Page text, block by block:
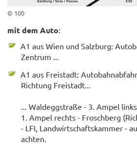
© 100
mit dem Auto:
A1 aus Wien und Salzburg:
Zentrum ...
A1 aus Freistadt:
Richtung Freistadt...
... Waldeggstraße - 3. Ampel
1. Ampel rechts - Froschberg
- LFI, Landwirtschaftskammer -
achten.